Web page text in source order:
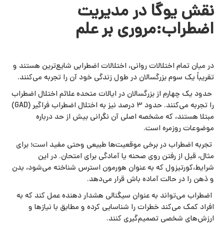
نقش یوگا در مدیریت
اضطراب:مروری بر علم
در میان تمام اختلالات روانی، اختلالات اضطرابی شایع‌ترین هستند و
تقریباً یک‌ سوم بزرگسالان در طول زندگی خود آن را تجربه می‌کنند.
حدود یک‌ چهارم از بزرگسالان در ایالات متحده علائم اختلال اضطراب
را تجربه می‌کنند. حدود ۳ درصد نیز به اختلال اضطراب فراگیر (GAD)
مبتلا هستند، که مشخصه اصلی آن نگرانی بیش از حد درباره
موضوعات روزمره است.
تجربه اضطراب در برخی موقعیت‌ها طبیعی وحتی مفید است؛ برای
مثال، قبل از رفتن روی صحنه یا آمادگی برای امتحان. در این
شرایط،کورتیزول که به عنوان هورمون استرس شناخته می‌شود، بدن
و ذهن را در حالت آماده‌ باش قرار می‌دهد.
اضطراب می‌تواند به عنوان سیگنالی هشدار دهنده عمل کند که به
افراد کمک می‌کند خطرات را شناسایی کرده و مطابق با نیازها و
ارزش‌های شخصی تصمیم‌گیری کنند.